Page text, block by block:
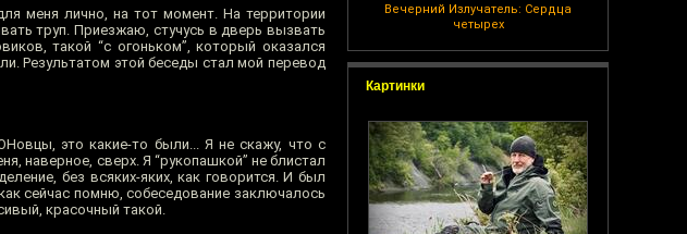
Вечерний Излучатель: Сердца
четырех
Картинки
меня лично, на тот момент. На территории
труп. Приезжаю, стучусь в дверь вызвать
такой “с огоньком”, который оказался
Результатом этой беседы стал мой перевод
это какие-то были... Я не скажу, что с
наверное, сверх. Я “рукопашкой” не блистал
без всяких-яких, как говорится. И был
сейчас помню, собеседование заключалось
красочный такой.